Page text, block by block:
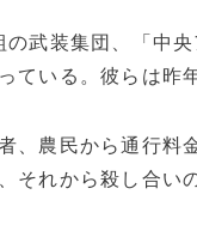
武装集団、「中央
ている。彼らは昨
、農民から通行料
それから殺し合い